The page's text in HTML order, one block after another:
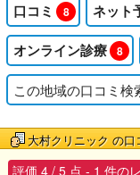
口コミ 8 ネット
オンライン診療 8
この地域の口コミ検
大村クリニック の口
評価 4 / 5 点 - 1 件の